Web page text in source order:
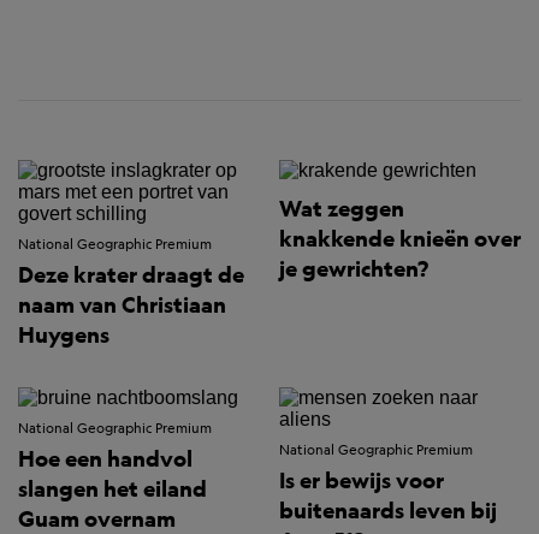
National Geographic Premium
Deze krater draagt de
naam van Christiaan
Huygens
Wat zeggen
knakkende knieën over
je gewrichten?
National Geographic Premium
Hoe een handvol
slangen het eiland
Guam overnam
National Geographic Premium
Is er bewijs voor
buitenaards leven bij